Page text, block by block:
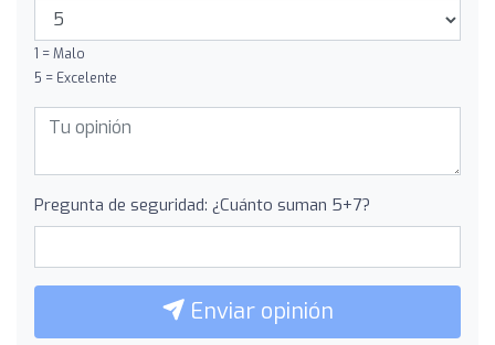
1 = Malo
5 = Excelente
Pregunta de seguridad: ¿Cuánto suman 5+7?
Enviar opinión